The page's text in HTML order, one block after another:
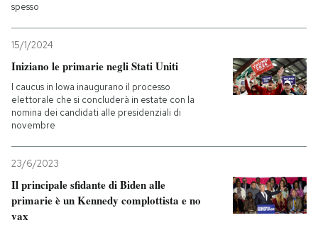
spesso
15/1/2024
Iniziano le primarie negli Stati Uniti
I caucus in Iowa inaugurano il processo
elettorale che si concluderà in estate con la
nomina dei candidati alle presidenziali di
novembre
23/6/2023
Il principale sfidante di Biden alle
primarie è un Kennedy complottista e no
vax